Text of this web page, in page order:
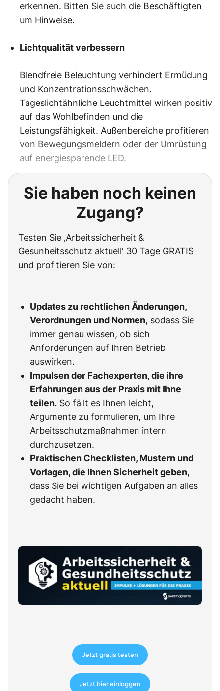
erkennen. Bitten Sie auch die Beschäftigten
um Hinweise.
Lichtqualität verbessern
Blendfreie Beleuchtung verhindert Ermüdung
und Konzentrationsschwächen.
Tageslichtähnliche Leuchtmittel wirken positiv
auf das Wohlbefinden und die
Leistungsfähigkeit. Außenbereiche profitieren
von Bewegungsmeldern oder der Umrüstung
auf energiesparende LED.
Sie haben noch keinen
Zugang?
Testen Sie ‚Arbeitssicherheit &
Gesunheitsschutz aktuell‘ 30 Tage GRATIS
und profitieren Sie von:
Updates zu rechtlichen Änderungen,
Verordnungen und Normen, sodass Sie
immer genau wissen, ob sich
Anforderungen auf Ihren Betrieb
auswirken.
Impulsen der Fachexperten, die ihre
Erfahrungen aus der Praxis mit Ihne
teilen. So fällt es Ihnen leicht,
Argumente zu formulieren, um Ihre
Arbeitsschutzmaßnahmen intern
durchzusetzen.
Praktischen Checklisten, Mustern und
Vorlagen, die Ihnen Sicherheit geben,
dass Sie bei wichtigen Aufgaben an alles
gedacht haben.
Jetzt gratis testen
Jetzt hier einloggen